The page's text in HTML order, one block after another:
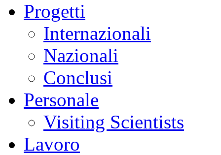
Progetti
Internazionali
Nazionali
Conclusi
Personale
Visiting Scientists
Lavoro